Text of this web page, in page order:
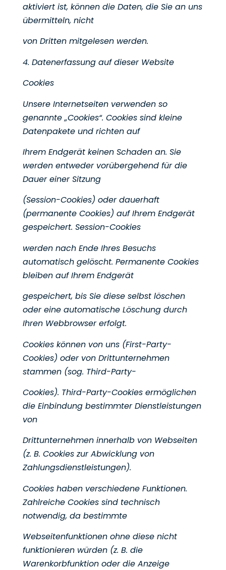
aktiviert ist, können die Daten, die Sie an uns
übermitteln, nicht
von Dritten mitgelesen werden.
4. Datenerfassung auf dieser Website
Cookies
Unsere Internetseiten verwenden so
genannte „Cookies“. Cookies sind kleine
Datenpakete und richten auf
Ihrem Endgerät keinen Schaden an. Sie
werden entweder vorübergehend für die
Dauer einer Sitzung
(Session-Cookies) oder dauerhaft
(permanente Cookies) auf Ihrem Endgerät
gespeichert. Session-Cookies
werden nach Ende Ihres Besuchs
automatisch gelöscht. Permanente Cookies
bleiben auf Ihrem Endgerät
gespeichert, bis Sie diese selbst löschen
oder eine automatische Löschung durch
Ihren Webbrowser erfolgt.
Cookies können von uns (First-Party-
Cookies) oder von Drittunternehmen
stammen (sog. Third-Party-
Cookies). Third-Party-Cookies ermöglichen
die Einbindung bestimmter Dienstleistungen
von
Drittunternehmen innerhalb von Webseiten
(z. B. Cookies zur Abwicklung von
Zahlungsdienstleistungen).
Cookies haben verschiedene Funktionen.
Zahlreiche Cookies sind technisch
notwendig, da bestimmte
Webseitenfunktionen ohne diese nicht
funktionieren würden (z. B. die
Warenkorbfunktion oder die Anzeige